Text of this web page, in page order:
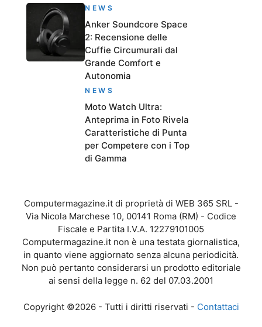
NEWS
Anker Soundcore Space
2: Recensione delle
Cuffie Circumurali dal
Grande Comfort e
Autonomia
NEWS
Moto Watch Ultra:
Anteprima in Foto Rivela
Caratteristiche di Punta
per Competere con i Top
di Gamma
Computermagazine.it di proprietà di WEB 365 SRL -
Via Nicola Marchese 10, 00141 Roma (RM) - Codice
Fiscale e Partita I.V.A. 12279101005
Computermagazine.it non è una testata giornalistica,
in quanto viene aggiornato senza alcuna periodicità.
Non può pertanto considerarsi un prodotto editoriale
ai sensi della legge n. 62 del 07.03.2001
Copyright ©2026 - Tutti i diritti riservati - Contattaci